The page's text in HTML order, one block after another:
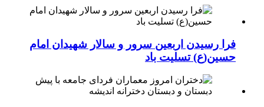
فرا رسیدن اربعین سرور و سالار شهیدان امام
حسین(ع) تسلیت باد